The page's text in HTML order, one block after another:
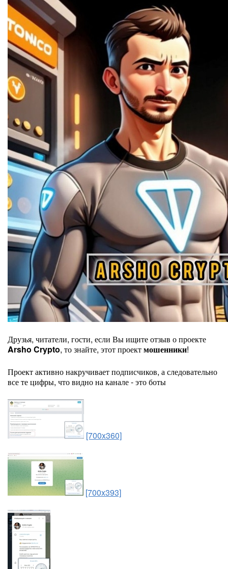
Друзья, читатели, гости, если Вы ищите отзыв о проекте
Arsho Crypto, то знайте, этот проектмошенники!
Проект активно накручивает подписчиков, а следовательно
все те цифры, что видно на канале - это боты
[700x360]
[700x393]